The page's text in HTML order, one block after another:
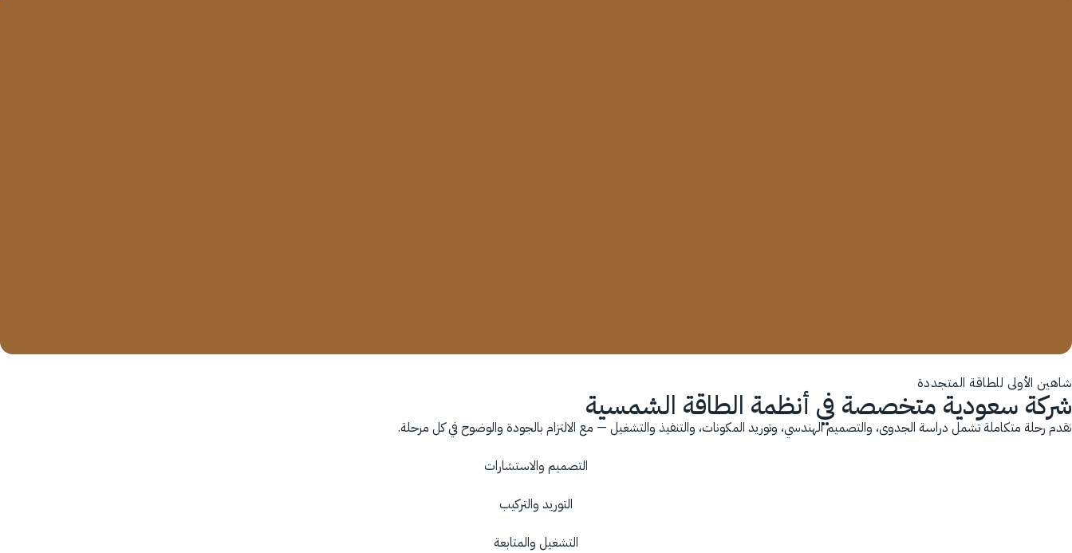
شاهين الأولى للطاقة المتجددة
شركة سعودية متخصصة في أنظمة الطاقة الشمسية
نقدم رحلة متكاملة تشمل دراسة الجدوى، والتصميم الهندسي، وتوريد المكونات، والتنفيذ والتشغيل — مع الالتزام بالجودة والوضوح في كل مرحلة.
التصميم والاستشارات
التوريد والتركيب
التشغيل والمتابعة